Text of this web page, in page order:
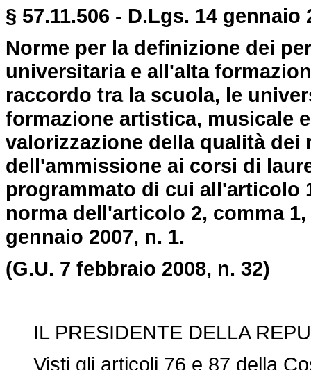
§ 57.11.506 - D.Lgs. 14 gennaio
Norme per la definizione dei
universitaria e all'alta
raccordo tra la scuola, le
formazione artistica, musicale
valorizzazione della qualità
dell'ammissione ai corsi di
programmato di cui all'articolo
norma dell'articolo 2, comma
gennaio 2007, n. 1.
(G.U. 7 febbraio 2008, n. 32)
IL PRESIDENTE DELLA
Visti gli articoli 76 e 87 della